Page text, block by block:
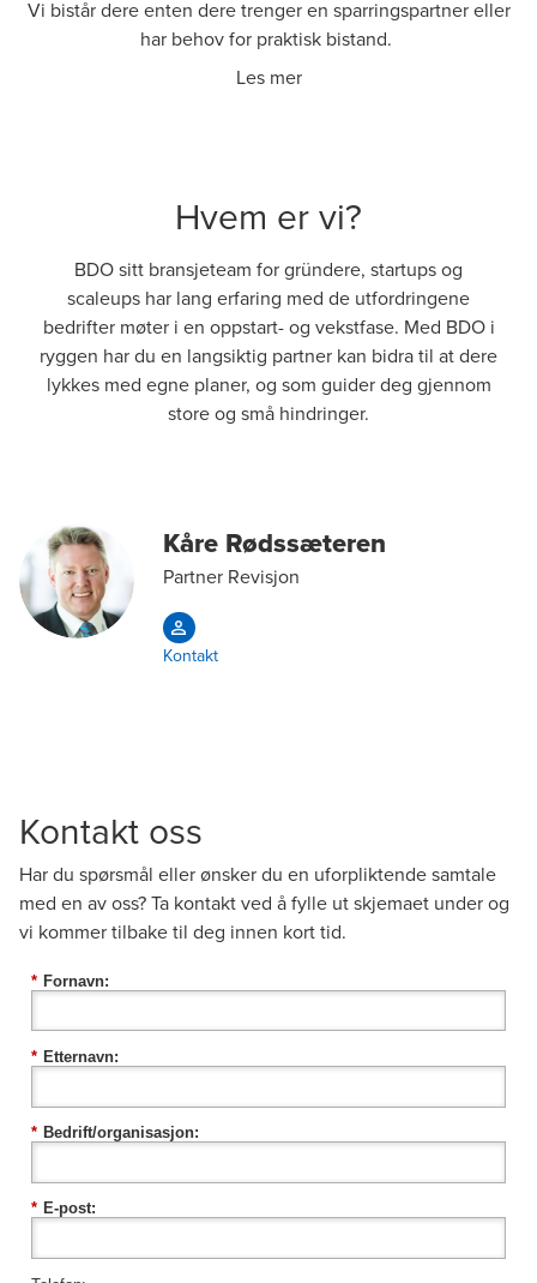
Vi bistår dere enten dere trenger en sparringspartner eller
har behov for praktisk bistand.
Les mer
Hvem er vi?
BDO sitt bransjeteam for gründere, startups og
scaleups har lang erfaring med de utfordringene
bedrifter møter i en oppstart- og vekstfase. Med BDO i
ryggen har du en langsiktig partner kan bidra til at dere
lykkes med egne planer, og som guider deg gjennom
store og små hindringer.
Kåre Rødssæteren
Partner Revisjon
Kontakt
Kontakt oss
Har du spørsmål eller ønsker du en uforpliktende samtale
med en av oss? Ta kontakt ved å fylle ut skjemaet under og
vi kommer tilbake til deg innen kort tid.
* Fornavn:
* Etternavn:
* Bedrift/organisasjon:
* E-post: